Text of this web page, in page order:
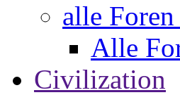
alle
Alle
Civilization